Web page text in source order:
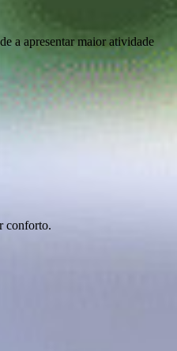
a apresentar maior atividade
conforto.